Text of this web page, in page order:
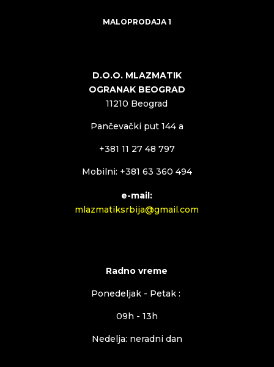
MALOPRODAJA 1
D.O.O. MLAZMATIK
OGRANAK BEOGRAD
11210 Beograd
Pančevački put 144 a
+381 11 27 48 797
Mobilni: +381 63 360 494
e-mail:
mlazmatiksrbija@gmail.com
Radno vreme
Ponedeljak - Petak :
09h - 13h
Nedelja: neradni dan